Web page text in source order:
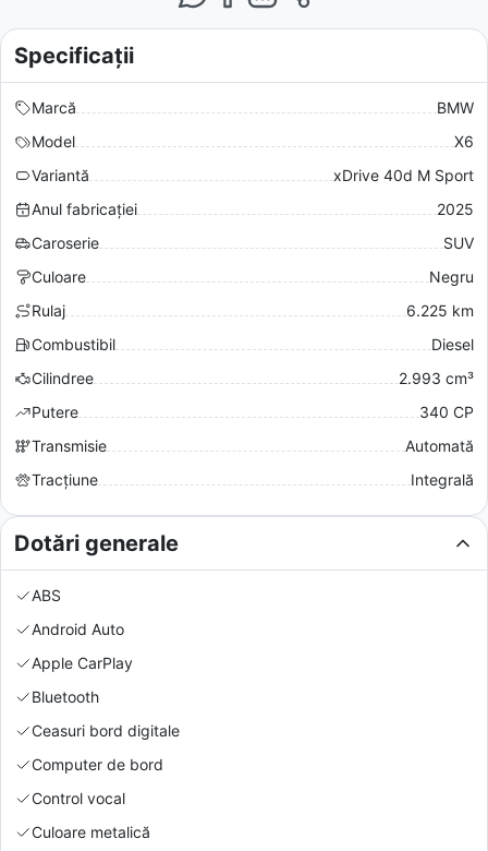
Specificații
Marcă
BMW
Model
X6
Variantă
xDrive 40d M Sport
Anul fabricației
2025
Caroserie
SUV
Culoare
Negru
Rulaj
6.225 km
Combustibil
Diesel
Cilindree
2.993 cm³
Putere
340 CP
Transmisie
Automată
Tracțiune
Integrală
Dotări generale
ABS
Android Auto
Apple CarPlay
Bluetooth
Ceasuri bord digitale
Computer de bord
Control vocal
Culoare metalică